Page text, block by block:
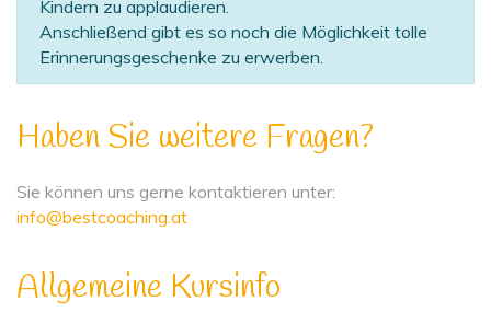
Kindern zu applaudieren.
Anschließend gibt es so noch die Möglichkeit tolle
Erinnerungsgeschenke zu erwerben.
Haben Sie weitere Fragen?
Sie können uns gerne kontaktieren unter:
info@bestcoaching.at
Allgemeine Kursinfo